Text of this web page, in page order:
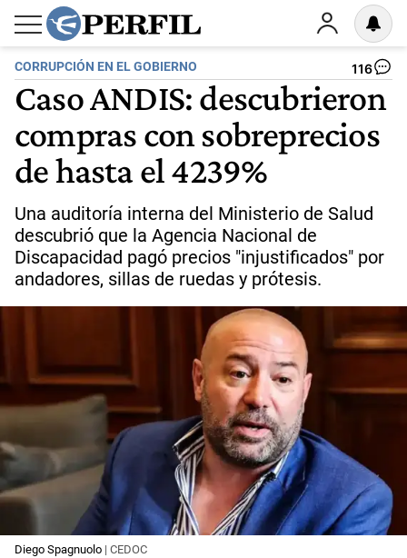
CORRUPCIÓN EN EL GOBIERNO 116
Caso ANDIS: descubrieron
compras con sobreprecios
de hasta el 4239%
Una auditoría interna del Ministerio de Salud
descubrió que la Agencia Nacional de
Discapacidad pagó precios "injustificados" por
andadores, sillas de ruedas y prótesis.
Diego Spagnuolo | CEDOC